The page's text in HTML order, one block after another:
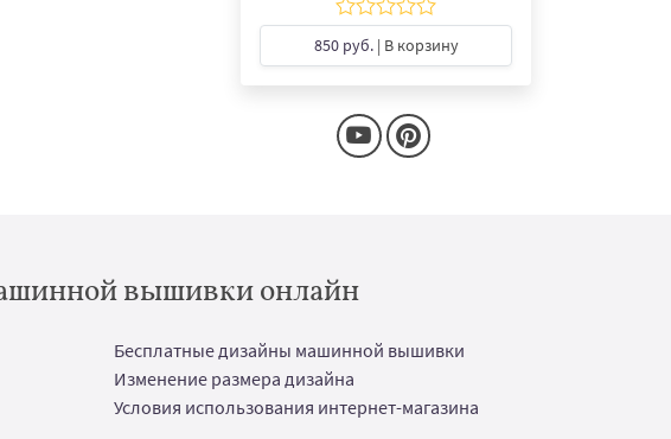
850 руб.| В корзину
вышивки онлайн
Бесплатные дизайны машинной вышивки
Изменение размера дизайна
Условия использования интернет-магазина